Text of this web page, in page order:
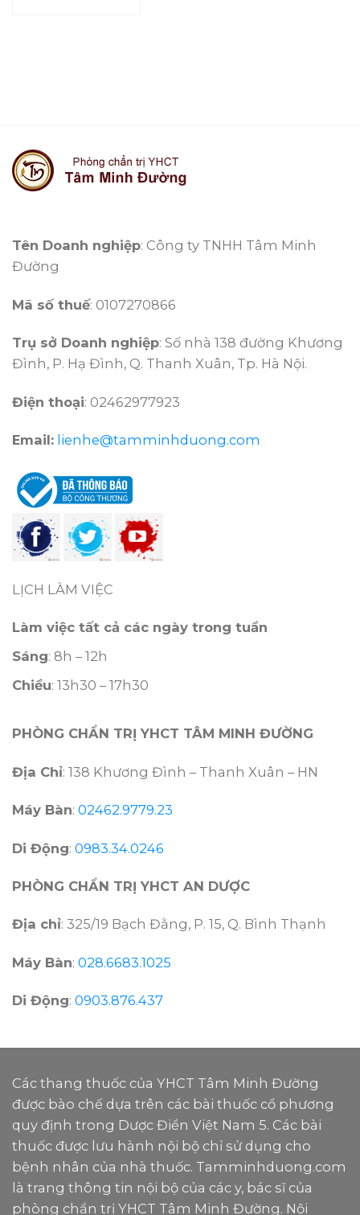
Tên Doanh nghiệp: Công ty TNHH Tâm Minh
Đường
Mã số thuế: 0107270866
Trụ sở Doanh nghiệp: Số nhà 138 đường Khương
Đình, P. Hạ Đình, Q. Thanh Xuân, Tp. Hà Nội.
Điện thoại: 02462977923
Email: lienhe@tamminhduong.com
LỊCH LÀM VIỆC
Làm việc tất cả các ngày trong tuần
Sáng: 8h – 12h
Chiều: 13h30 – 17h30
PHÒNG CHẨN TRỊ YHCT TÂM MINH ĐƯỜNG
Địa Chỉ: 138 Khương Đình – Thanh Xuân – HN
Máy Bàn: 02462.9779.23
Di Động: 0983.34.0246
PHÒNG CHẨN TRỊ YHCT AN DƯỢC
Địa chỉ: 325/19 Bạch Đằng, P. 15, Q. Bình Thạnh
Máy Bàn: 028.6683.1025
Di Động: 0903.876.437
Các thang thuốc của YHCT Tâm Minh Đường
được bào chế dựa trên các bài thuốc cổ phương
quy định trong Dược Điển Việt Nam 5. Các bài
thuốc được lưu hành nội bộ chỉ sử dụng cho
bệnh nhân của nhà thuốc. Tamminhduong.com
là trang thông tin nội bộ của các y, bác sĩ của
phòng chẩn trị YHCT Tâm Minh Đường. Nội